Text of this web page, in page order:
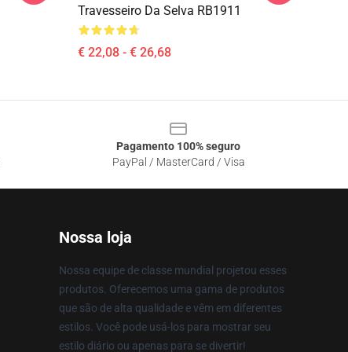
Travesseiro Da Selva RB1911
€ 22,08 - € 26,68
Pagamento 100% seguro
PayPal / MasterCard / Visa
Nossa loja
Nossa equipe de classe mundial projetou esses
produtos. Oferecemos uma gama de produtos
que são de alta qualidade e vêm em diferentes
estilos. Você pode usá-los para mostrar seu
estilo diário ou apenas para se divertir!